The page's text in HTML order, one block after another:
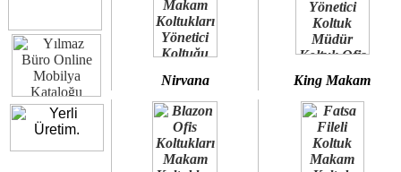
Nirvana King Makam